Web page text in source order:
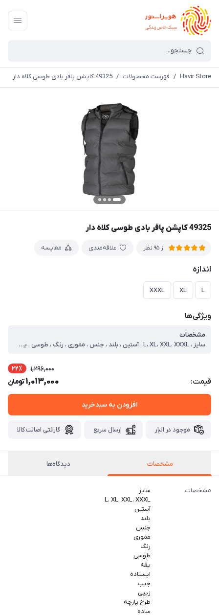
Havir Store
/ فهرست محصولات / 49325 کاپشن پافر بادی طوسی کلاه دار
49325 کاپشن پافر بادی طوسی کلاه دار
از 95 نظر علاقه‌مندی مقایسه
اندازه
L
XL
XXXL
ویژگی‌ها
مشخصات
سایز ، L، XL، XXL، XXXL ، آستین ، بلند ، جنس ، مموری ، رنگ ، طوسی ، یقه ، ایستاده ، جیب ، زیپی ، طرح پارچه ، ساده ، نحوه بسته شدن ، زیپی ، کلاه ، کلاه دار قابل جدا شدن ، نوع ، کاپشن ، جنس داخلی ، آستردار ، سایز مدل ، دو ایکس لارج ، لایه میانی ، پشم شیشه ، سایز لارج ، قد=70 دور سینه=106 ، سایز ایکس لارج ، قد=72 دور سینه=112 ، سایز دو ایکس لارج ، قد=74 دور سینه=120 ، سایز سه ایکس لارج ، قد=75 دور سینه=126
قیمت:
1,296,000 22٪
1,013,000تومان
افزودن به سبدخرید
موجود در انبار ارسال سریع گارانتی اصالت کالا
مشخصات دیدگاه‌ها
مشخصات
سایز
L، XL، XXL، XXXL
آستین
بلند
جنس
مموری
رنگ
طوسی
یقه
ایستاده
جیب
زیپی
طرح پارچه
ساده